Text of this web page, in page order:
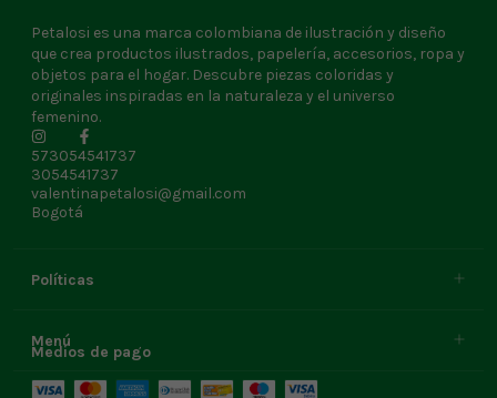
Petalosi es una marca colombiana de ilustración y diseño
que crea productos ilustrados, papelería, accesorios, ropa y
objetos para el hogar. Descubre piezas coloridas y
originales inspiradas en la naturaleza y el universo
femenino.
573054541737
3054541737
valentinapetalosi@gmail.com
Bogotá
Políticas
Menú
Medios de pago